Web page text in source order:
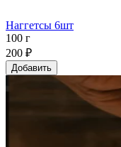
Наггетсы 6шт
100 г
200 ₽
Добавить